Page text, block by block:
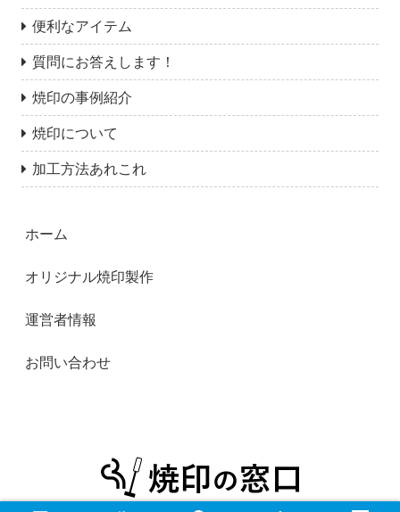
便利なアイテム
質問にお答えします！
焼印の事例紹介
焼印について
加工方法あれこれ
ホーム
オリジナル焼印製作
運営者情報
お問い合わせ